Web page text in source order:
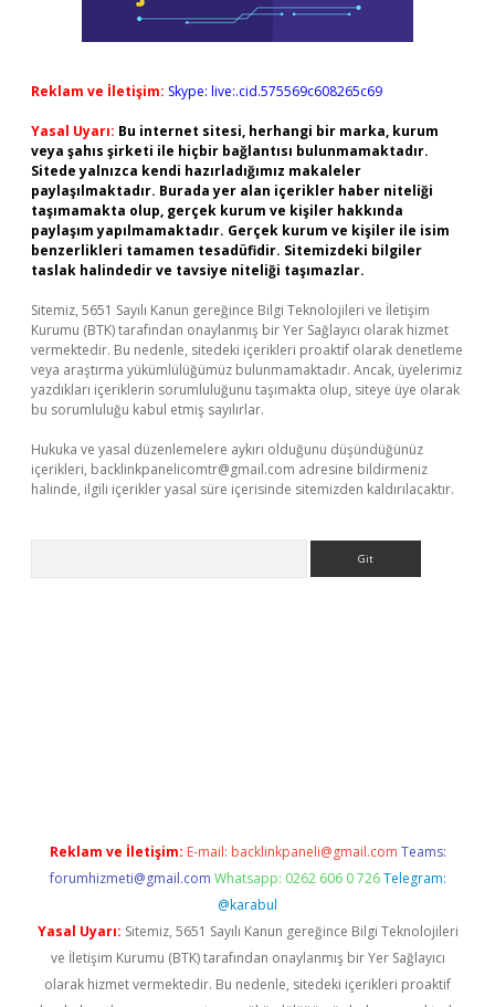
Reklam ve İletişim: Skype: live:.cid.575569c608265c69
Yasal Uyarı: Bu internet sitesi, herhangi bir marka, kurum
veya şahıs şirketi ile hiçbir bağlantısı bulunmamaktadır.
Sitede yalnızca kendi hazırladığımız makaleler
paylaşılmaktadır. Burada yer alan içerikler haber niteliği
taşımamakta olup, gerçek kurum ve kişiler hakkında
paylaşım yapılmamaktadır. Gerçek kurum ve kişiler ile isim
benzerlikleri tamamen tesadüfidir. Sitemizdeki bilgiler
taslak halindedir ve tavsiye niteliği taşımazlar.
Sitemiz, 5651 Sayılı Kanun gereğince Bilgi Teknolojileri ve İletişim
Kurumu (BTK) tarafından onaylanmış bir Yer Sağlayıcı olarak hizmet
vermektedir. Bu nedenle, sitedeki içerikleri proaktif olarak denetleme
veya araştırma yükümlülüğümüz bulunmamaktadır. Ancak, üyelerimiz
yazdıkları içeriklerin sorumluluğunu taşımakta olup, siteye üye olarak
bu sorumluluğu kabul etmiş sayılırlar.
Hukuka ve yasal düzenlemelere aykırı olduğunu düşündüğünüz
içerikleri, backlinkpanelicomtr@gmail.com adresine bildirmeniz
halinde, ilgili içerikler yasal süre içerisinde sitemizden kaldırılacaktır.
Reklam ve İletişim: E-mail: backlinkpaneli@gmail.com Teams:
forumhizmeti@gmail.com Whatsapp: 0262 606 0 726 Telegram:
@karabul
Yasal Uyarı: Sitemiz, 5651 Sayılı Kanun gereğince Bilgi Teknolojileri
ve İletişim Kurumu (BTK) tarafından onaylanmış bir Yer Sağlayıcı
olarak hizmet vermektedir. Bu nedenle, sitedeki içerikleri proaktif